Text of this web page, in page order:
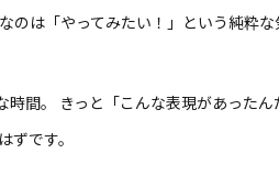
は「やってみたい！」という純粋な
間。 きっと「こんな表現があった
です。